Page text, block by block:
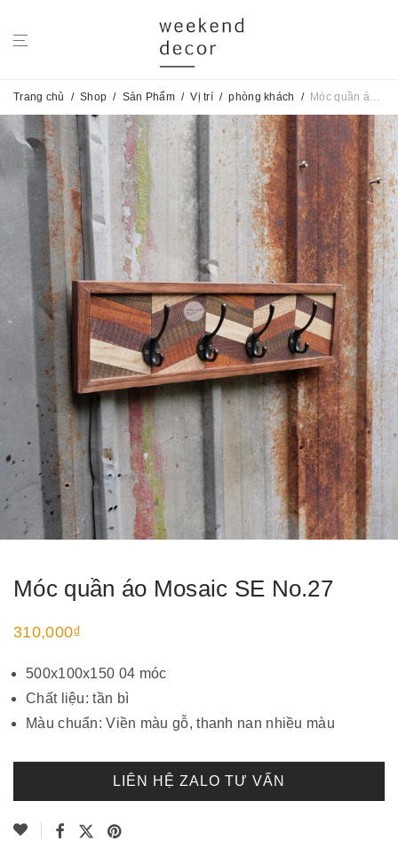
Trang chủ / Shop / Sản Phẩm / Vị trí / phòng khách / Móc quần áo Mosaic SE No.27
Móc quần áo Mosaic SE No.27
310,000₫
500x100x150 04 móc
Chất liệu: tần bì
Màu chuẩn: Viền màu gỗ, thanh nan nhiều màu
LIÊN HỆ ZALO TƯ VẤN